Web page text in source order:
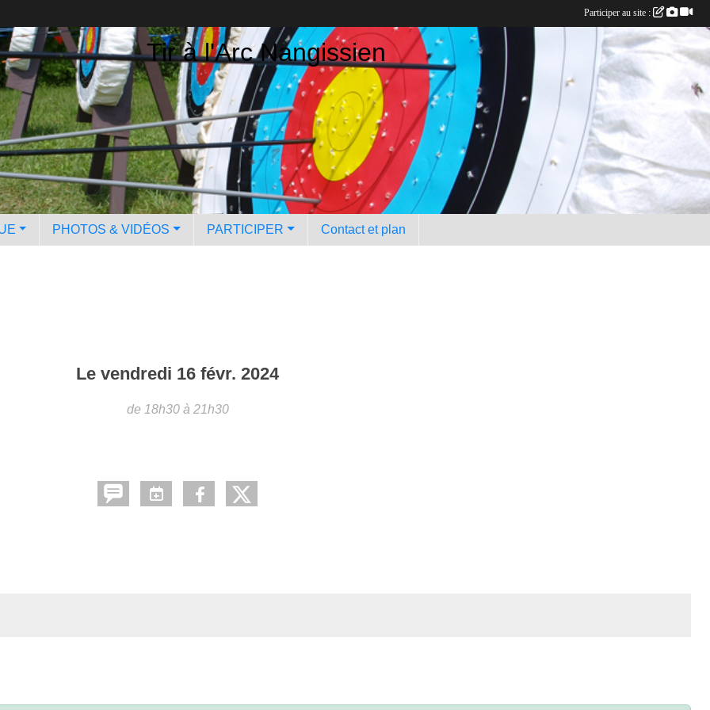
Tir à l'Arc Nangissien
PHOTOS & VIDÉOS PARTICIPER Contact et plan
Le vendredi 16 févr. 2024
de 18h30 à 21h30
Participer au site :